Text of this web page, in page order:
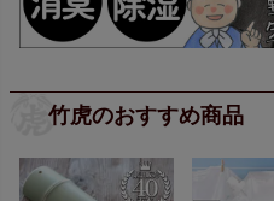
竹虎のおすすめ商品